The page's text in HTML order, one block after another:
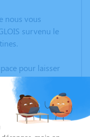
nous vous
survenu le
pour laisser
souvenirs, une
travers des
un lieu
de Serge